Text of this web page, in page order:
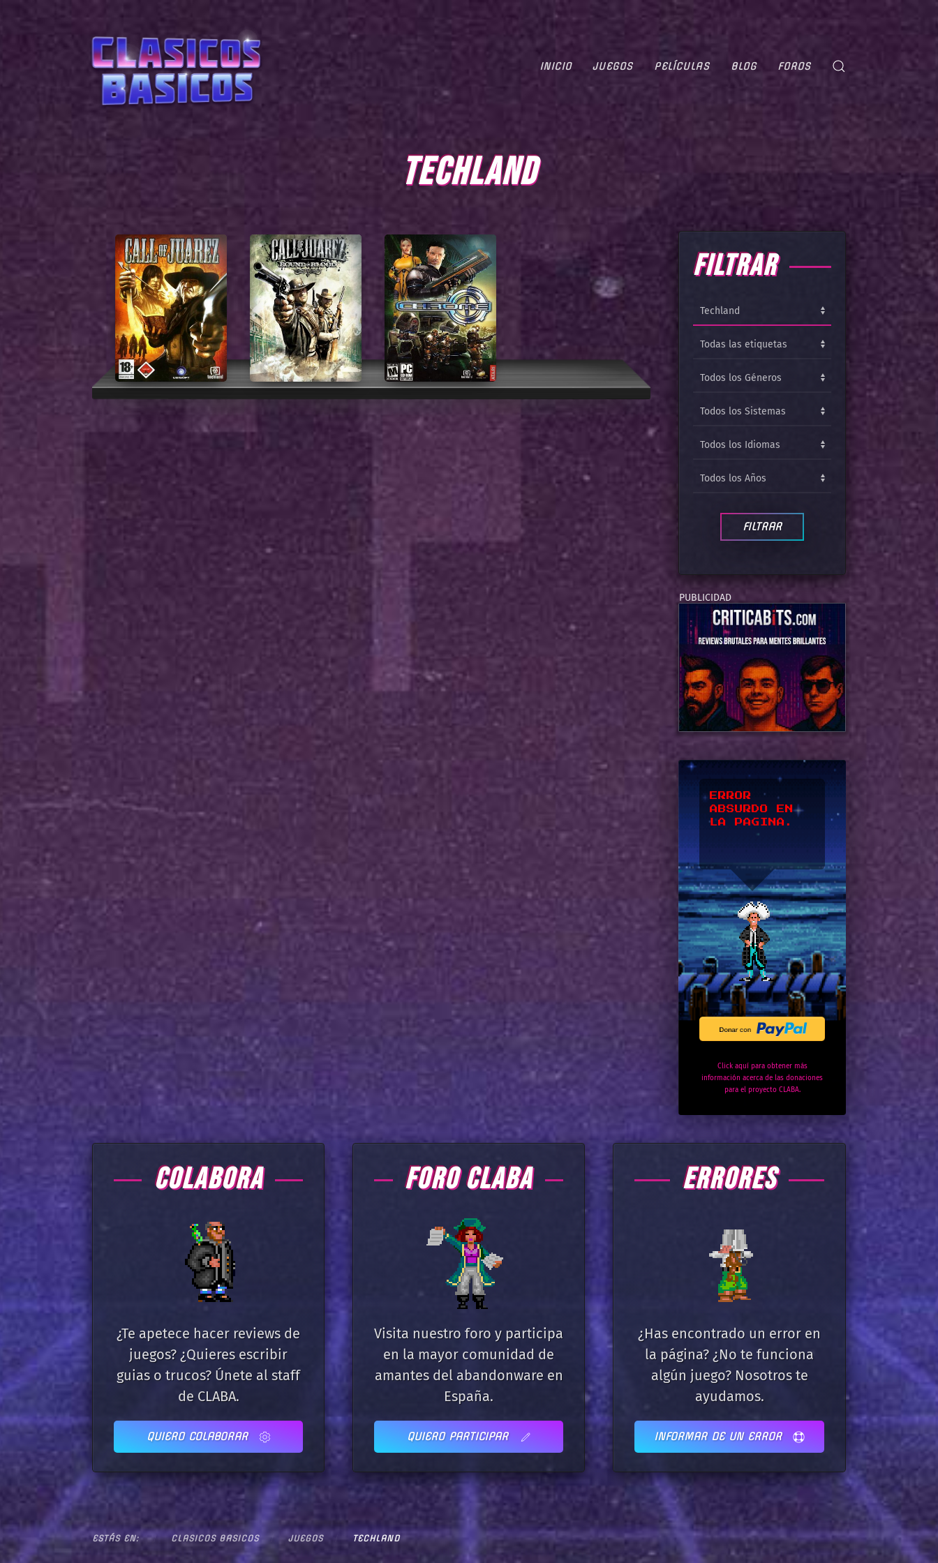
INICIO JUEGOS PELÍCULAS BLOG FOROS
TECHLAND
FILTRAR
*UPSSS*
Click aquí para obtener más
información acerca de las donaciones
para el proyecto CLABA.
COLABORA
¿Te apetece hacer reviews de
juegos? ¿Quieres escribir
guias o trucos? Únete al staff
de CLABA.
QUIERO COLABORAR
FORO CLABA
Visita nuestro foro y participa
en la mayor comunidad de
amantes del abandonware en
España.
QUIERO PARTICIPAR
ERRORES
¿Has encontrado un error en
la página? ¿No te funciona
algún juego? Nosotros te
ayudamos.
INFORMAR DE UN ERROR
ESTÁS EN: CLASICOS BASICOS JUEGOS TECHLAND